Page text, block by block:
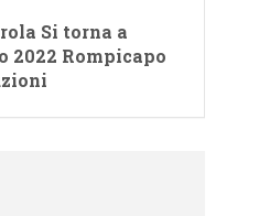
Si torna a
2022 Rompicapo